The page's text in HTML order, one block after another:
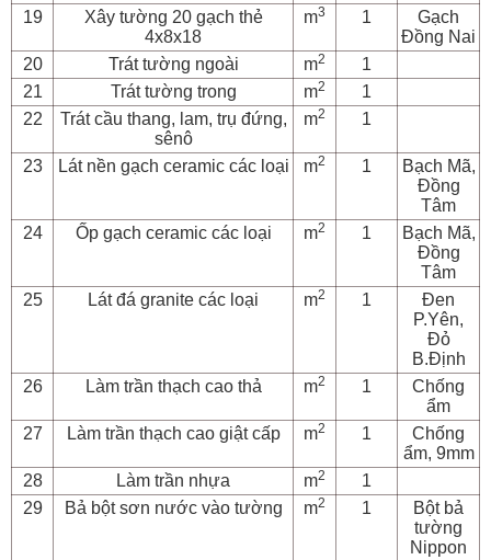
19
Xây tường 20 gạch thẻ
4x8x18
m3 1
Gạch
Đồng Nai
20
Trát tường ngoài m2
1
21
Trát tường trong m2
1
22
Trát cầu thang, lam, trụ đứng,
sênô
m2 1
23 Lát nền gạch ceramic các loại m2 1
Bạch Mã,
Đồng
Tâm
24
Ốp gạch ceramic các loại m2 1
Bạch Mã,
Đồng
Tâm
25
Lát đá granite các loại m2 1
Đen
P.Yên,
Đỏ
B.Định
26
Làm trần thạch cao thả m2 1
Chống
ẩm
27
Làm trần thạch cao giật cấp m2 1
Chống
ẩm, 9mm
28
Làm trần nhựa m2
1
29
Bả bột sơn nước vào tường m2 1
Bột bả
tường
Nippon